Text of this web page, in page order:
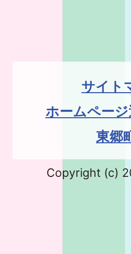
サイト
ホームペー
東郷
Copyright (c)